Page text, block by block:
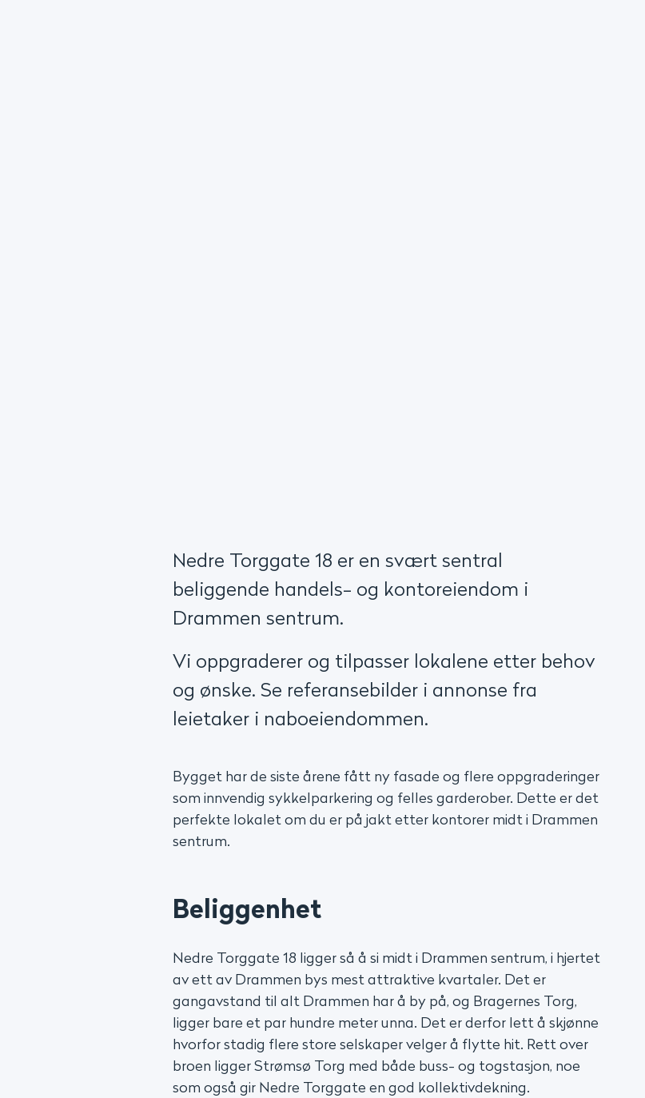
Nedre Torggate 18 er en svært sentral
beliggende handels- og kontoreiendom i
Drammen sentrum.
Vi oppgraderer og tilpasser lokalene etter behov
og ønske. Se referansebilder i annonse fra
leietaker i naboeiendommen.
Bygget har de siste årene fått ny fasade og flere oppgraderinger
som innvendig sykkelparkering og felles garderober. Dette er det
perfekte lokalet om du er på jakt etter kontorer midt i Drammen
sentrum.
Beliggenhet
Nedre Torggate 18 ligger så å si midt i Drammen sentrum, i hjertet
av ett av Drammen bys mest attraktive kvartaler. Det er
gangavstand til alt Drammen har å by på, og Bragernes Torg,
ligger bare et par hundre meter unna. Det er derfor lett å skjønne
hvorfor stadig flere store selskaper velger å flytte hit. Rett over
broen ligger Strømsø Torg med både buss- og togstasjon, noe
som også gir Nedre Torggate en god kollektivdekning.